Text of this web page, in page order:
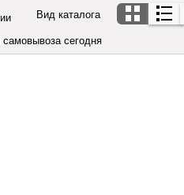
сегодня
Вид каталога